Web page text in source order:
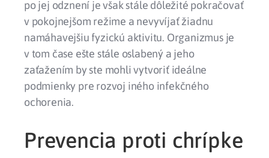
po jej odznení je však stále dôležité pokračovať
v pokojnejšom režime a nevyvíjať žiadnu
namáhavejšiu fyzickú aktivitu. Organizmus je
v tom čase ešte stále oslabený a jeho
zaťažením by ste mohli vytvoriť ideálne
podmienky pre rozvoj iného infekčného
ochorenia.
Prevencia proti chrípke